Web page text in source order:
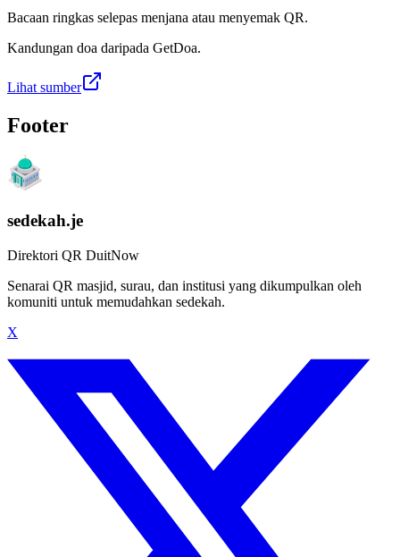
Bacaan ringkas selepas menjana atau menyemak QR.
Kandungan doa daripada GetDoa.
Lihat sumber
Footer
sedekah.je
Direktori QR DuitNow
Senarai QR masjid, surau, dan institusi yang dikumpulkan oleh
komuniti untuk memudahkan sedekah.
X